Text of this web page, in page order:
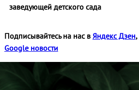
заведующей детского сада
Подписывайтесь на нас в Яндекс Дзен,
Google новости